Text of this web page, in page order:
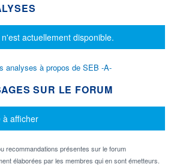
actuellement disponible.
analyses à propos de SEB -A-
SUR LE FORUM
à afficher
recommandations présentes sur le forum
élaborées par les membres qui en sont émetteurs.